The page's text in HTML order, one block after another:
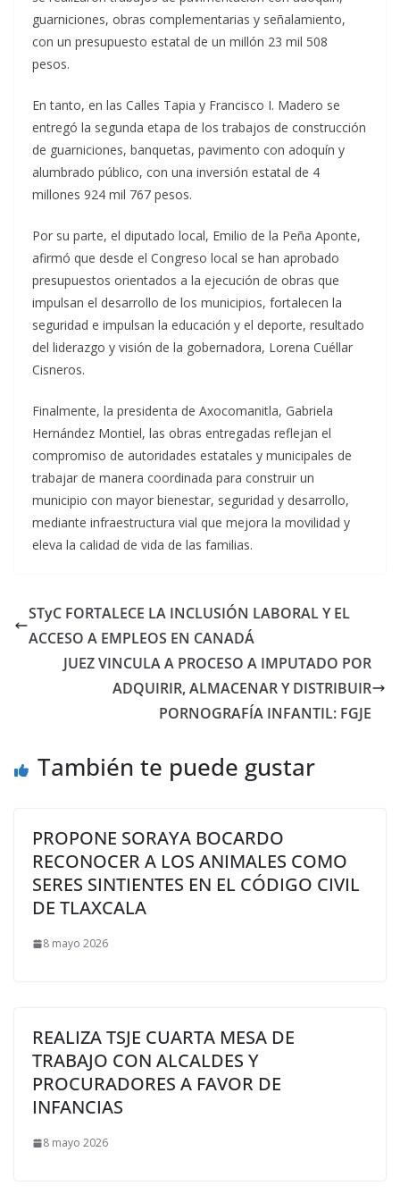
guarniciones, obras complementarias y señalamiento,
con un presupuesto estatal de un millón 23 mil 508
pesos.
En tanto, en las Calles Tapia y Francisco I. Madero se
entregó la segunda etapa de los trabajos de construcción
de guarniciones, banquetas, pavimento con adoquín y
alumbrado público, con una inversión estatal de 4
millones 924 mil 767 pesos.
Por su parte, el diputado local, Emilio de la Peña Aponte,
afirmó que desde el Congreso local se han aprobado
presupuestos orientados a la ejecución de obras que
impulsan el desarrollo de los municipios, fortalecen la
seguridad e impulsan la educación y el deporte, resultado
del liderazgo y visión de la gobernadora, Lorena Cuéllar
Cisneros.
Finalmente, la presidenta de Axocomanitla, Gabriela
Hernández Montiel, las obras entregadas reflejan el
compromiso de autoridades estatales y municipales de
trabajar de manera coordinada para construir un
municipio con mayor bienestar, seguridad y desarrollo,
mediante infraestructura vial que mejora la movilidad y
eleva la calidad de vida de las familias.
STyC FORTALECE LA INCLUSIÓN LABORAL Y EL
ACCESO A EMPLEOS EN CANADÁ
JUEZ VINCULA A PROCESO A IMPUTADO POR
ADQUIRIR, ALMACENAR Y DISTRIBUIR
PORNOGRAFÍA INFANTIL: FGJE
También te puede gustar
PROPONE SORAYA BOCARDO
RECONOCER A LOS ANIMALES COMO
SERES SINTIENTES EN EL CÓDIGO CIVIL
DE TLAXCALA
8 mayo 2026
REALIZA TSJE CUARTA MESA DE
TRABAJO CON ALCALDES Y
PROCURADORES A FAVOR DE
INFANCIAS
8 mayo 2026